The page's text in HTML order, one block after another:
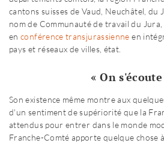
cantons suisses de Vaud, Neuchâtel, du
nom de Communauté de travail du
enconférence transjurassienne en
pays et réseaux de villes, état.
« On
Son existence même montre aux
d'un sentiment de supériorité que la
attendus pour entrer dans le monde
Franche-Comté apporte quelque chose